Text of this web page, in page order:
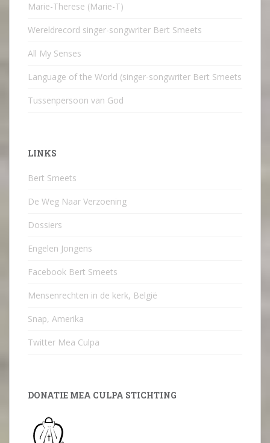
Marie-Therese (Marie-T)
Wereldrecord singer-songwriter Bert Smeets
All My Senses
Language of the World (singer-songwriter Bert Smeets
Tussenpersoon van God
LINKS
Bert Smeets
De Weg Naar Verzoening
Dossiers
Engelen Jongens
Facebook Bert Smeets
Mensenrechten in de kerk, België
Snap, Amerika
Twitter Mea Culpa
DONATIE MEA CULPA STICHTING